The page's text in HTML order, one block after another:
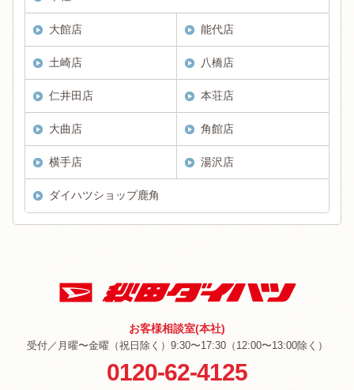
大館店 能代店
土崎店 八橋店
仁井田店 本荘店
大曲店 角館店
横手店 湯沢店
ダイハツショップ鹿角
お客様相談室(本社)
受付／月曜〜金曜（祝日除く）9:30〜17:30（12:00〜13:00除く）
0120-62-4125